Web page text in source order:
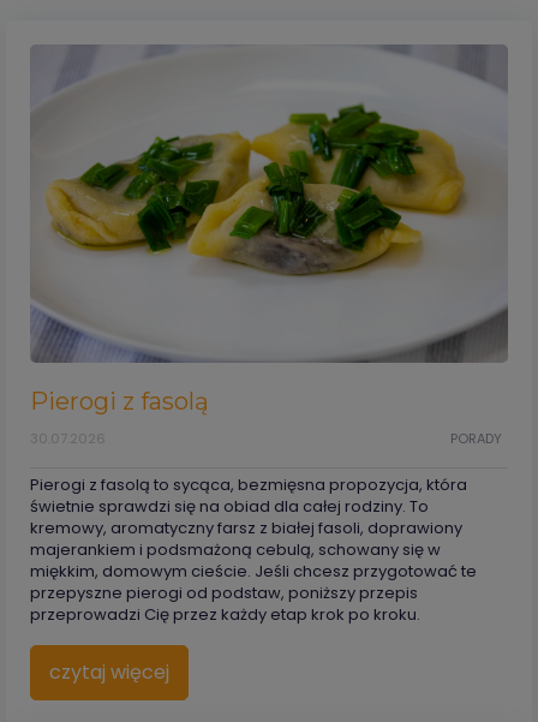
Pierogi z fasolą
PORADY
30.07.2026
Pierogi z fasolą to sycąca, bezmięsna propozycja, która
świetnie sprawdzi się na obiad dla całej rodziny. To
kremowy, aromatyczny farsz z białej fasoli, doprawiony
majerankiem i podsmażoną cebulą, schowany się w
miękkim, domowym cieście. Jeśli chcesz przygotować te
przepyszne pierogi od podstaw, poniższy przepis
przeprowadzi Cię przez każdy etap krok po kroku.
czytaj więcej